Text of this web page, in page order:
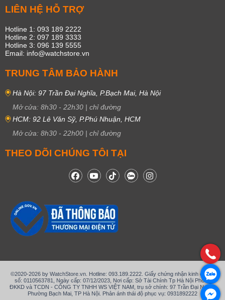
LIÊN HỆ HỖ TRỢ
Hotline 1: 093 189 2222
Hotline 2: 097 189 3333
Hotline 3: 096 139 5555
Email: info@watchstore.vn
TRUNG TÂM BẢO HÀNH
Hà Nội: 97 Trần Đại Nghĩa, P.Bạch Mai, Hà Nội
Mở cửa: 8h30 - 22h30 | chỉ đường
HCM: 92 Lê Văn Sỹ, P.Phú Nhuận, HCM
Mở cửa: 8h30 - 22h00 | chỉ đường
THEO DÕI CHÚNG TÔI TẠI
©2020-2026 by WatchStore.vn. Hotline: 093.189.2222. Giấy chứng nhận kinh doanh
số: 0110563781, Ngày cấp: 07/12/2023, Nơi cấp: Sở Tài Chính Tp Hà Nội Phòng
ĐKKD và TCDN - CÔNG TY TNHH WS VIỆT NAM, trụ sở chính: 97 Trần Đại Nghĩa,
Phường Bạch Mai, TP Hà Nội. Phản ánh thái độ phục vụ: 0931892222